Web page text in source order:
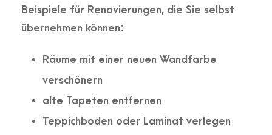
Beispiele für Renovierungen, die Sie selbst
übernehmen können:
Räume mit einer neuen Wandfarbe
verschönern
alte Tapeten entfernen
Teppichboden oder Laminat verlegen